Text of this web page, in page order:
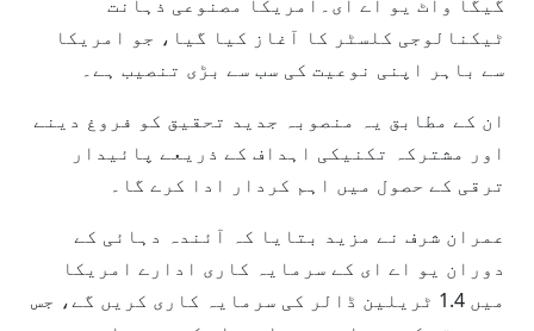
ٹیکنالوجی کلسٹر کا آغاز کیا گیا، جو امریکا
سے باہر اپنی نوعیت کی سب سے بڑی تنصیب ہے۔
ان کے مطابق یہ منصوبہ جدید تحقیق کو فروغ دینے
اور مشترکہ تکنیکی اہداف کے ذریعے پائیدار
ترقی کے حصول میں اہم کردار ادا کرے گا۔
عمران شرف نے مزید بتایا کہ آئندہ دہائی کے
دوران یو اے ای کے سرمایہ کاری ادارے امریکا
میں 1.4 ٹریلین ڈالر کی سرمایہ کاری کریں گے، جس